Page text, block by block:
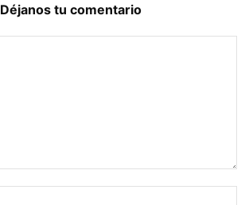
Déjanos tu comentario